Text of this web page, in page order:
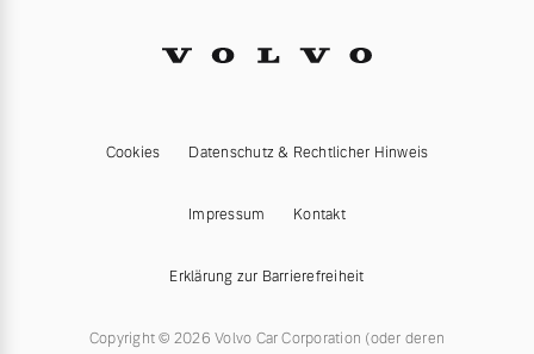
Cookies Datenschutz & Rechtlicher Hinweis
Impressum Kontakt
Erklärung zur Barrierefreiheit
Copyright © 2026 Volvo Car Corporation (oder deren